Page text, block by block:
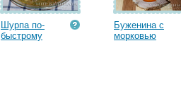
Шурпа по-
быстрому
Буженина с
морковью